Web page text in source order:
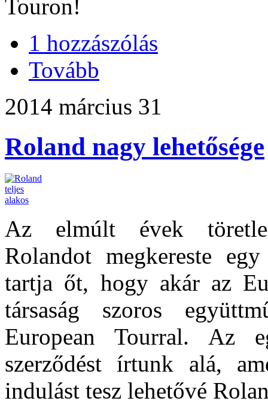
Touron!
1 hozzászólás
Tovább
2014 március 31
Roland nagy lehetősége
Az elmúlt évek
Rolandot megkereste
tartja őt, hogy akár az
társaság szoros
European Tourral. Az
szerződést írtunk alá,
indulást tesz lehetővé